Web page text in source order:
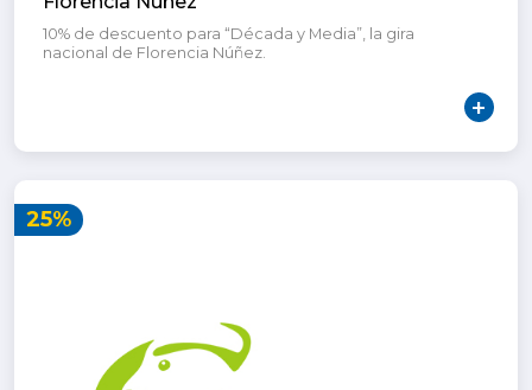
10% de descuento para “Década y Media”, la gira
nacional de Florencia Núñez.
25%